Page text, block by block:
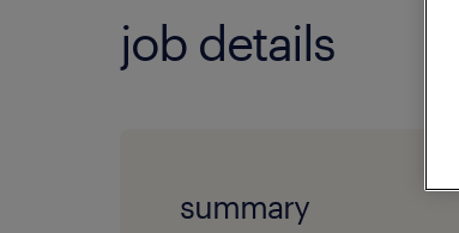
job details
summary